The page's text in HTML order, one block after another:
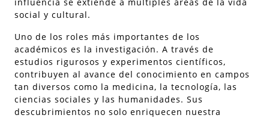
social y cultural.
Uno de los roles más importantes de los
académicos es la investigación. A través de
estudios rigurosos y experimentos científicos,
contribuyen al avance del conocimiento en campos
tan diversos como la medicina, la tecnología, las
ciencias sociales y las humanidades. Sus
descubrimientos no solo enriquecen nuestra